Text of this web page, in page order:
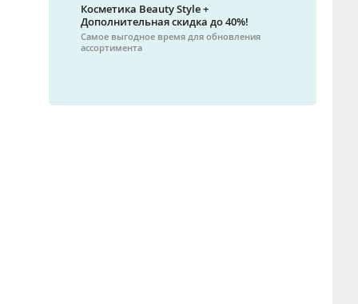
Косметика Beauty Style +
Дополнительная скидка до 40%!
Самое выгодное время для обновления
ассортимента